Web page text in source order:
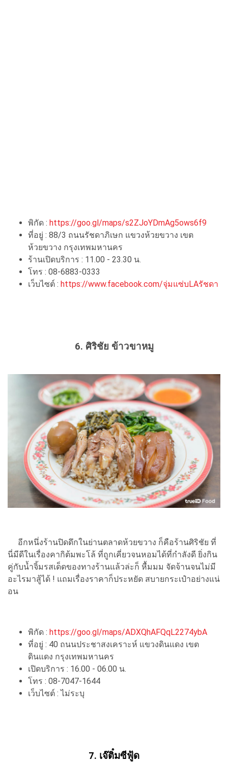
พิกัด : https://goo.gl/maps/s2ZJoYDmAg5ows6f9
ที่อยู่ : 88/3 ถนนรัชดาภิเษก แขวงห้วยขวาง เขต
ห้วยขวาง กรุงเทพมหานคร
ร้านเปิดบริการ : 11.00 - 23.30 น.
โทร : 08-6883-0333
เว็บไซต์ : https://www.facebook.com/จุ่มแซ่บLAรัชดา
6. ศิริชัย ข้าวขาหมู
อีกหนึ่งร้านปิดดึกในย่านตลาดห้วยขวาง ก็คือร้านศิริชัย ที่
นี่มีดีในเรื่องคากิต้มพะโล้ ที่ถูกเคี่ยวจนหอมได้ที่กำลังดี ยิ่งกิน
คู่กับน้ำจิ้มรสเด็ดของทางร้านแล้วล่ะก็ หื้มมม จัดจ้านจนไม่มี
อะไรมาสู้ได้ ! แถมเรื่องราคาก็ประหยัด สบายกระเป๋าอย่างแน่
อน
พิกัด : https://goo.gl/maps/ADXQhAFQqL2274ybA
ที่อยู่ : 40 ถนนประชาสงเคราะห์ แขวงดินแดง เขต
ดินแดง กรุงเทพมหานคร
เปิดบริการ : 16.00 - 06.00 น.
โทร : 08-7047-1644
เว็บไซต์ : ไม่ระบุ
7. เจ๊ติ๋มซีฟู้ด